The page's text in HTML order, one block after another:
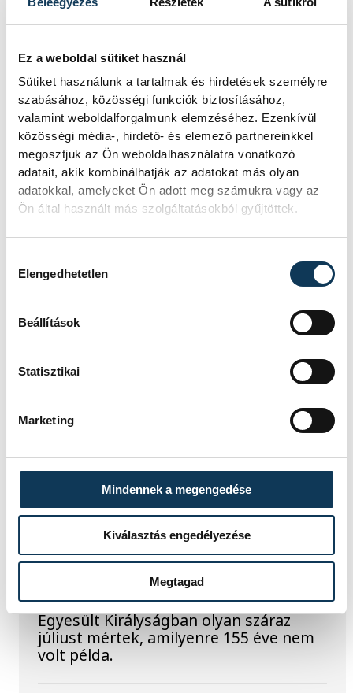
Ez a weboldal sütiket használ
Sütiket használunk a tartalmak és hirdetések személyre
szabásához, közösségi funkciók biztosításához,
valamint weboldalforgalmunk elemzéséhez. Ezenkívül
közösségi média-, hirdető- és elemező partnereinkkel
megosztjuk az Ön weboldalhasználatra vonatkozó
adatait, akik kombinálhatják az adatokat más olyan
adatokkal, amelyeket Ön adott meg számukra vagy az
Ön által használt más szolgáltatásokból gyűjtöttek.
Elengedhetetlen
Beállítások
Statisztikai
Marketing
Mindennek a megengedése
Kiválasztás engedélyezése
Megtagad
kezdeményezte, hogy
jövő kedden legyen az
államfőválasztás
A Tisza-frakció kezdeményezte, hogy a
parlament jövő kedden válassza meg
az új köztársasági elnököt.
Valami óriási csapódott a
Holdba ma reggel
Rendhagyó esemény zajlott le kedden
reggel. Magyar idő szerint 8:35 körül a
Hold felszínébe csapódott a SpaceX
fokozata. A becsapódást a Földről
szakemberek azonban távcsövekkel
figyelték az eseményt.
Rekordok Európában –
Magyarország a
legforróbb, Angliában
szárazság tombol
Rá sem ismerünk Európára,
kontinensszerte rekordokat dönt a
hőség. Magyarország a legforróbb
országok közé került, miközben az
Egyesült Királyságban olyan száraz
júliust mértek, amilyenre 155 éve nem
volt példa.